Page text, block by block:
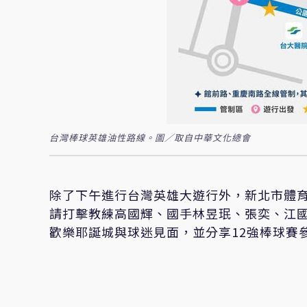
台灣棒球英雄油性路線。圖／取自中華文化總會
除了下午進行台灣英雄大遊行外，新北市體
請打擊教練高國輝、國手林昱珉、張奕、江
歡樂耶誕城與球迷見面，並分享12強棒球賽